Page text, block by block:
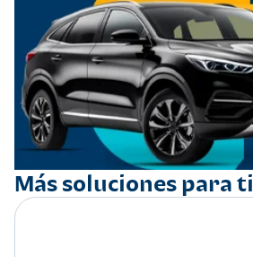
Más soluciones para ti